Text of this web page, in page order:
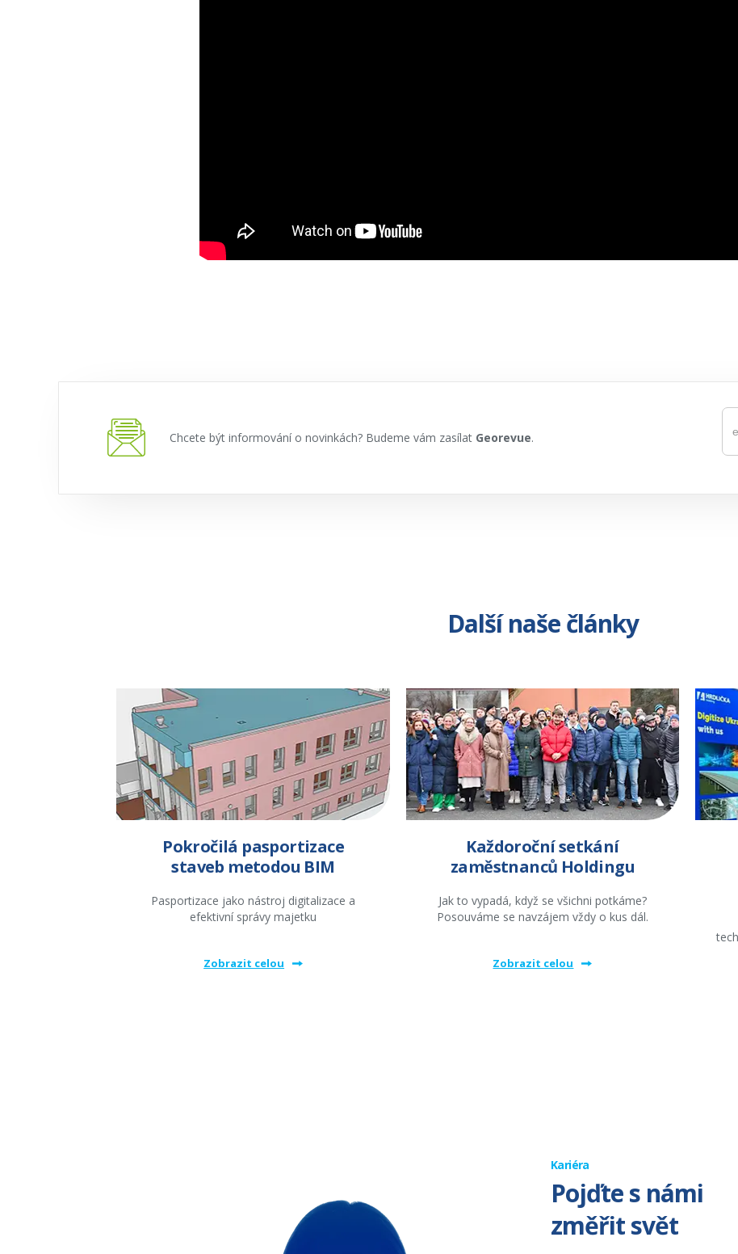
Chcete být informování o novinkách? Budeme vám zasílat Georevue.
Další naše články
Pokročilá pasportizace
staveb metodou BIM
Pasportizace jako nástroj digitalizace a
efektivní správy majetku
Zobrazit celou
Každoroční setkání
zaměstnanců Holdingu
Jak to vypadá, když se všichni potkáme?
Posouváme se navzájem vždy o kus dál.
Zobrazit celou
Kariéra
Pojďte s námi
změřit svět